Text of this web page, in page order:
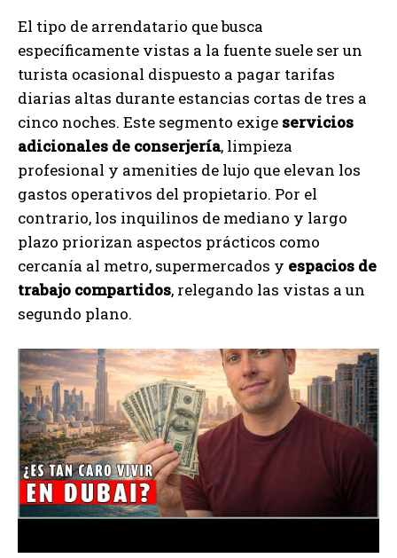
El tipo de arrendatario que busca
específicamente vistas a la fuente suele ser un
turista ocasional dispuesto a pagar tarifas
diarias altas durante estancias cortas de tres a
cinco noches. Este segmento exige servicios
adicionales de conserjería, limpieza
profesional y amenities de lujo que elevan los
gastos operativos del propietario. Por el
contrario, los inquilinos de mediano y largo
plazo priorizan aspectos prácticos como
cercanía al metro, supermercados y espacios de
trabajo compartidos, relegando las vistas a un
segundo plano.